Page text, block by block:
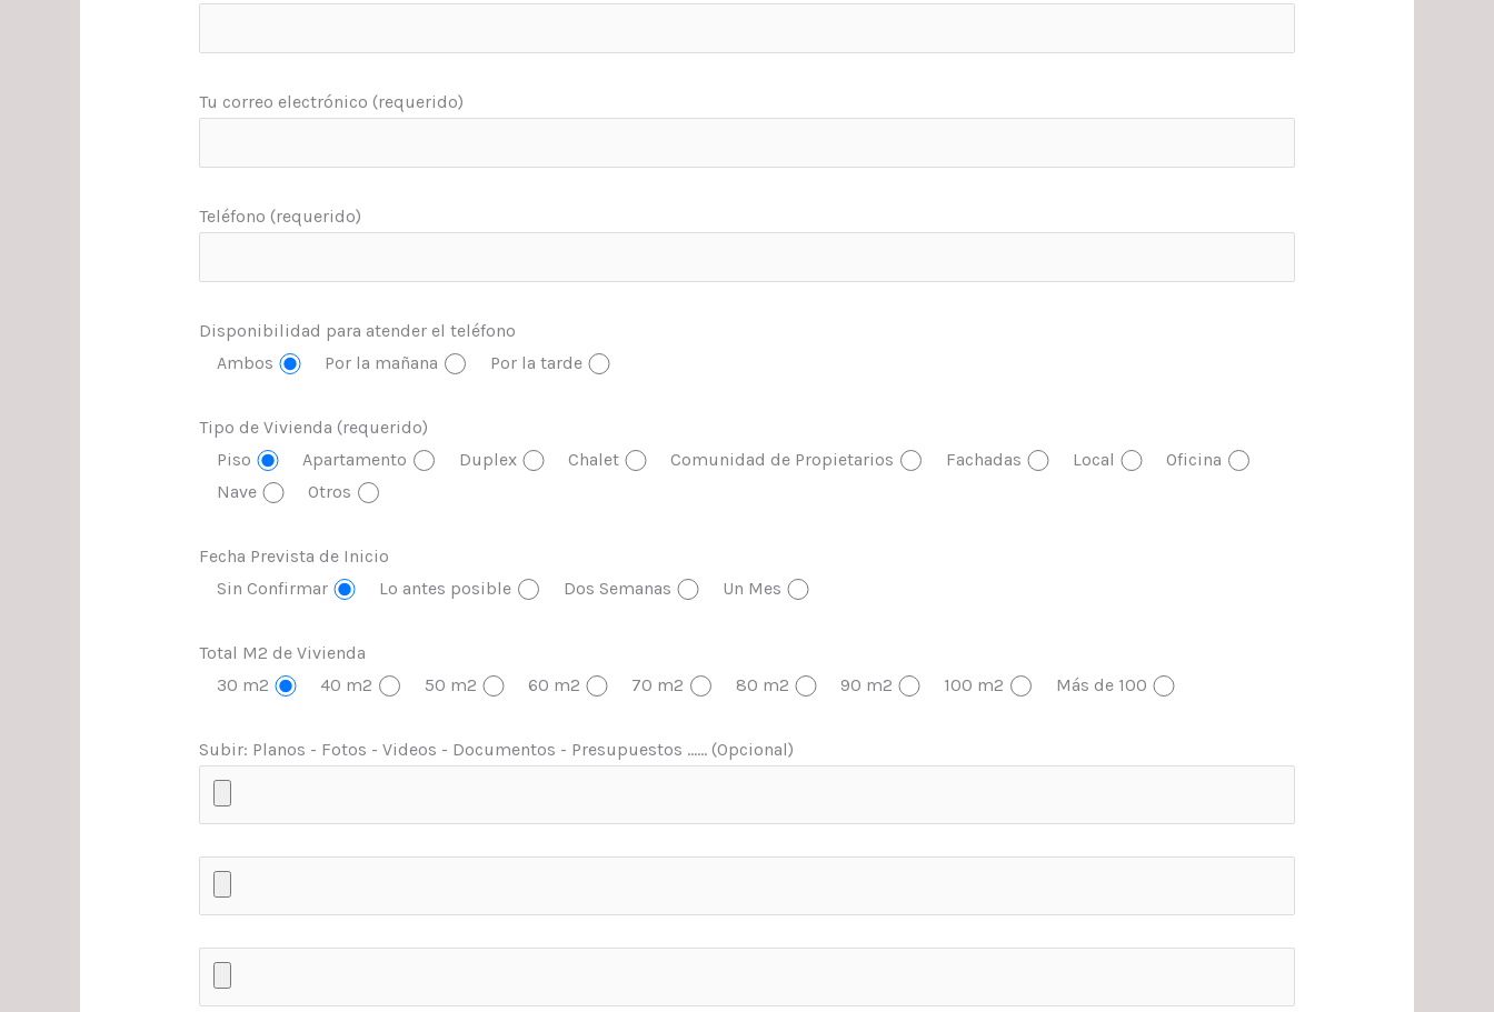
Tu correo electrónico (requerido)
Teléfono (requerido)
Disponibilidad para atender el teléfono
Ambos
Por la mañana Por la tarde
Tipo de Vivienda (requerido)
Piso
Apartamento Duplex Chalet Comunidad de Propietarios Fachadas Local
Oficina
Nave
Otros
Fecha Prevista de Inicio
Sin Confirmar
Lo antes posible Dos Semanas Un Mes
Total M2 de Vivienda
30 m2
40 m2 50 m2 60 m2 70 m2 80 m2 90 m2 100 m2 Más de 100
Subir: Planos - Fotos - Videos - Documentos - Presupuestos ...... (Opcional)